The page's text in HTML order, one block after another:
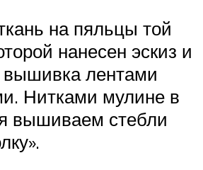
на пяльцы той
нанесен эскиз и
вышивка лентами
Нитками мулине в
вышиваем стебли